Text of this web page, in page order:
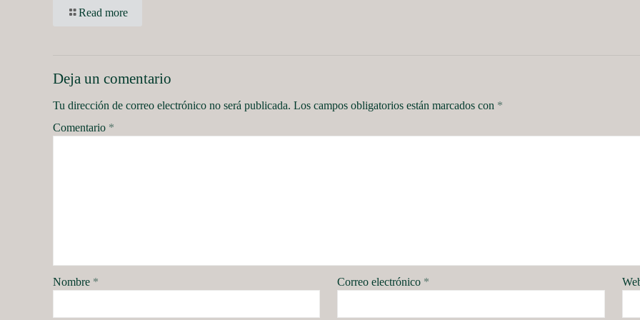
Read more
Deja un comentario
Tu dirección de correo electrónico no será publicada. Los campos obligatorios están marcados con *
Comentario *
Nombre * Correo electrónico *